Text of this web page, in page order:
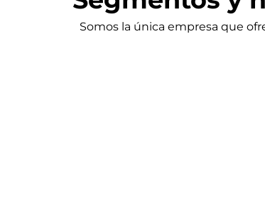
Somos la única empresa que